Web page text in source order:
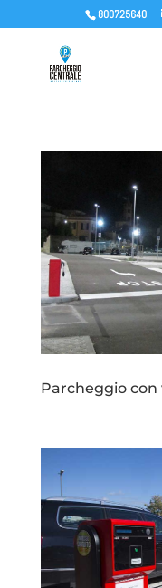
800725640
Parcheggio con